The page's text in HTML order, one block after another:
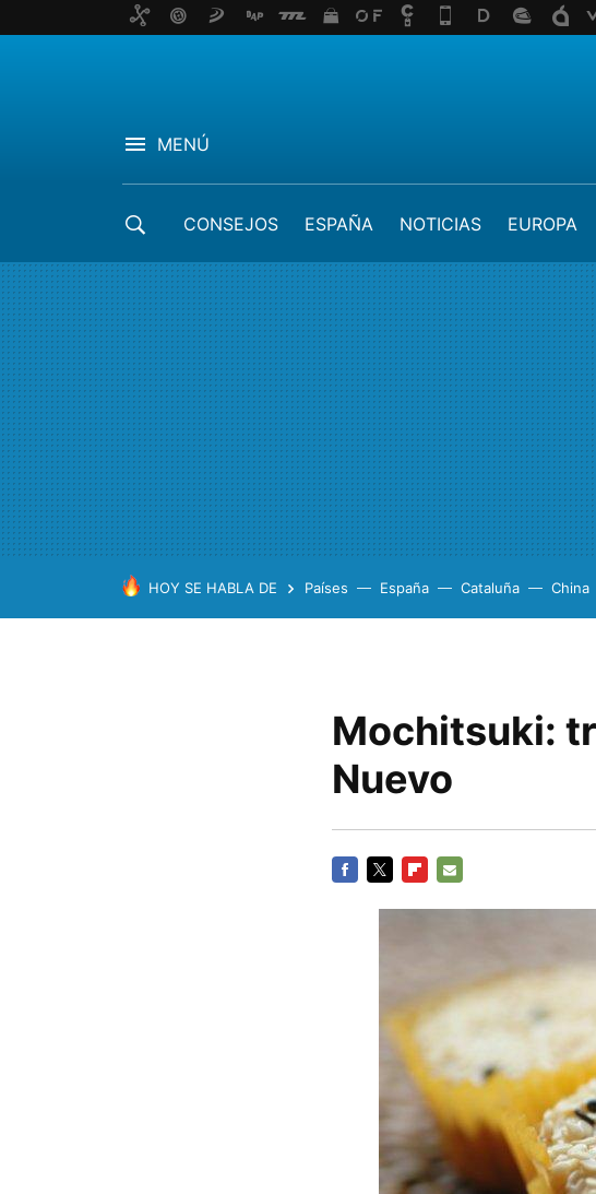
MENÚ
CONSEJOS ESPAÑA NOTICIAS EUROPA
HOY SE HABLA DE Países España Cataluña China
Mochitsuki:
Nuevo